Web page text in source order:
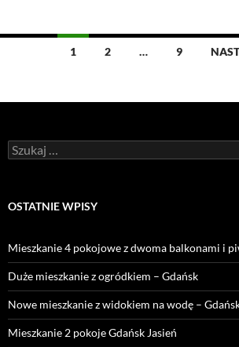
Nawigacja
wpisach
1 2 … 9
Szukaj:
OSTATNIE WPISY
Mieszkanie 4 pokojowe z dwoma balkonami i
Duże mieszkanie z ogródkiem – Gdańsk
Nowe mieszkanie z widokiem na wodę –
Mieszkanie 2 pokoje Gdańsk Jasień